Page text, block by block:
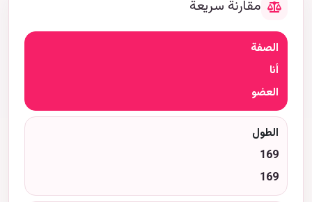
مقارنة سريعة
الصفة
أنا
العضو
الطول
169
169